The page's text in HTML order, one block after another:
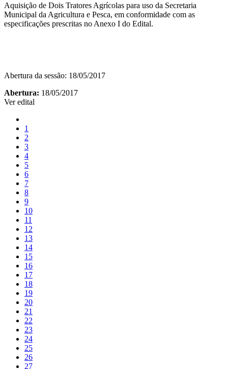
Aquisição de Dois Tratores Agrícolas para uso da Secretaria
Municipal da Agricultura e Pesca, em conformidade com as
especificações prescritas no Anexo I do Edital.
Abertura da sessão: 18/05/2017
Abertura: 18/05/2017
Ver edital
1
2
3
4
5
6
7
8
9
10
11
12
13
14
15
16
17
18
19
20
21
22
23
24
25
26
27